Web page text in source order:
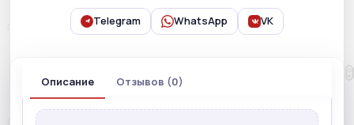
Telegram WhatsApp VK
Описание Отзывов (0)